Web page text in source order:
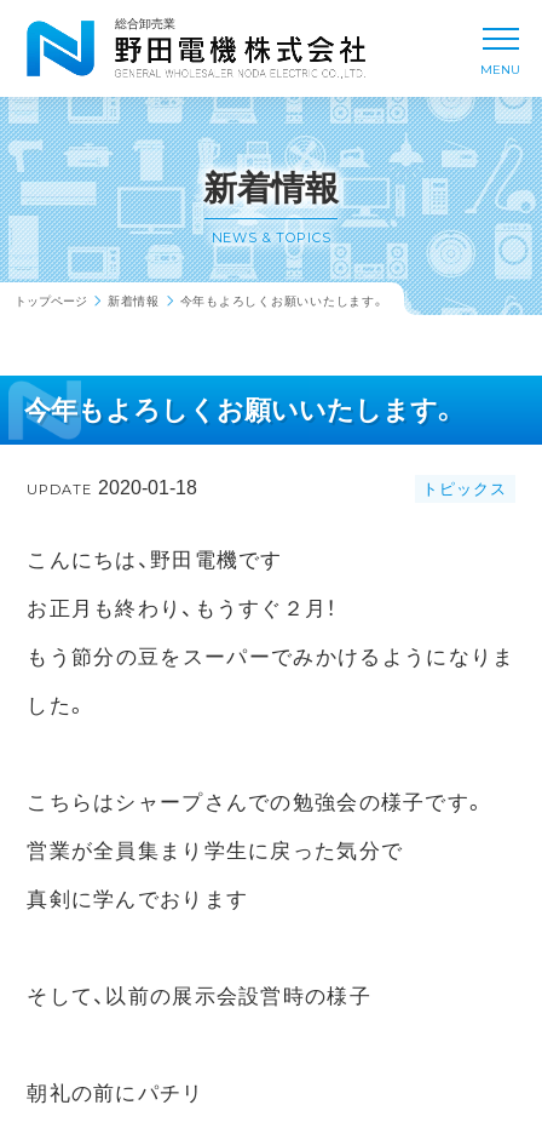
総合卸売業
MENU
会社概要 COMPANY
取扱メーカー MANUFACTURER
拠点一覧 OFFICE
採用情報 RECRUIT
新着情報
NEWS & TOPICS
トップページ 新着情報 今年もよろしくお願いいたします。
今年もよろしくお願いいたします。
UPDATE 2020-01-18 トピックス
こんにちは、野田電機です
お正月も終わり、もうすぐ２月！
もう節分の豆をスーパーでみかけるようになりま
した。
こちらはシャープさんでの勉強会の様子です。
営業が全員集まり学生に戻った気分で
真剣に学んでおります
そして、以前の展示会設営時の様子
朝礼の前にパチリ